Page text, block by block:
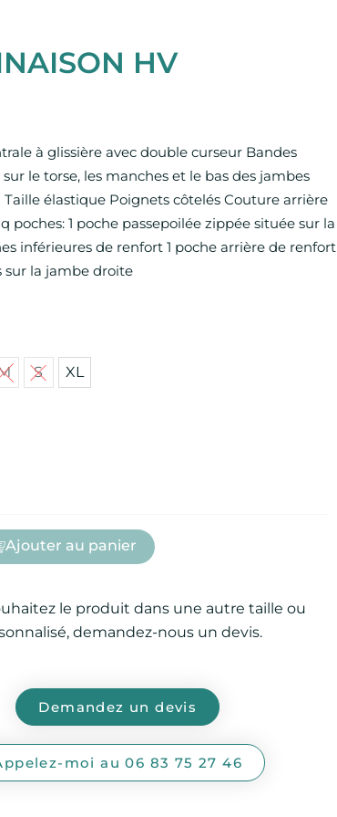
HV
à glissière avec double curseur Bandes
le torse, les manches et le bas des jambes
élastique Poignets côtelés Couture arrière
poches: 1 poche passepoilée zippée située sur la
inférieures de renfort 1 poche arrière de renfort
sur la jambe droite
S XL
Ajouter au panier
le produit dans une autre taille ou
demandez-nous un devis.
Demandez un devis
moi au 06 83 75 27 46